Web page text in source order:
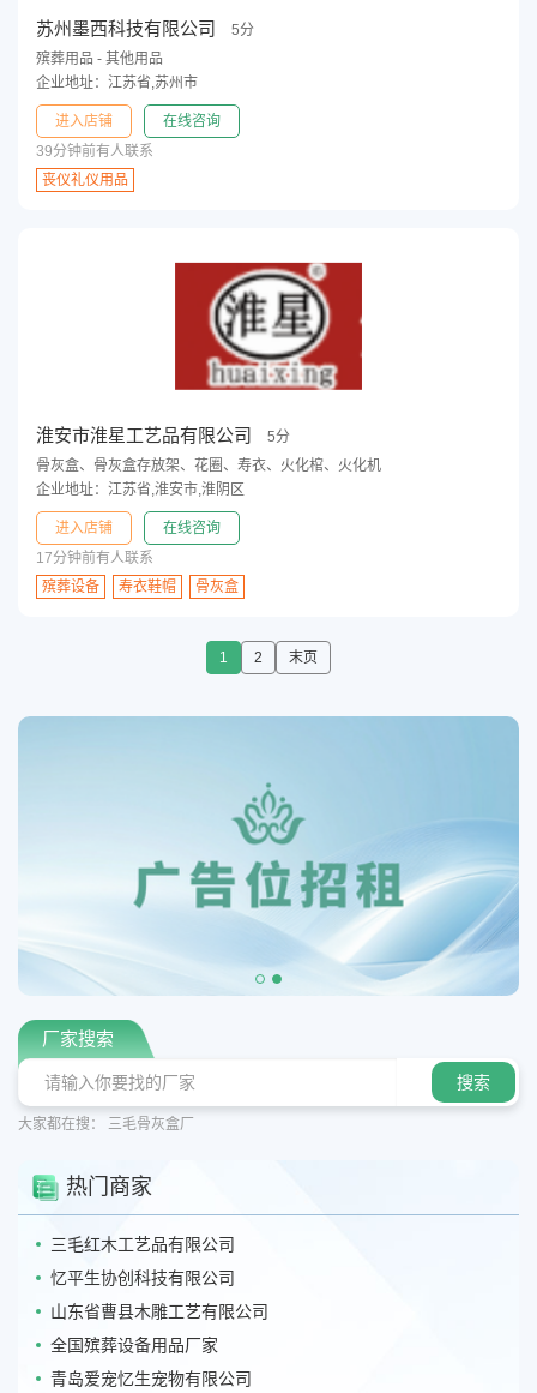
苏州墨西科技有限公司
5分
殡葬用品 - 其他用品
企业地址：江苏省,苏州市
进入店铺
在线咨询
39分钟前有人联系
丧仪礼仪用品
淮安市淮星工艺品有限公司
5分
骨灰盒、骨灰盒存放架、花圈、寿衣、火化棺、火化机
企业地址：江苏省,淮安市,淮阴区
进入店铺
在线咨询
17分钟前有人联系
殡葬设备
寿衣鞋帽 骨灰盒
1 2 末页
厂家搜索
大家都在搜： 三毛骨灰盒厂
热门商家
三毛红木工艺品有限公司
忆平生协创科技有限公司
山东省曹县木雕工艺有限公司
全国殡葬设备用品厂家
青岛爱宠忆生宠物有限公司